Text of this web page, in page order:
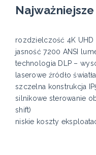
rozdzielczość 4K UHD
jasność 7200 ANSI
technologia DLP –
laserowe źródło
szczelna konstrukcja
silnikowe sterowanie
shift)
niskie koszty